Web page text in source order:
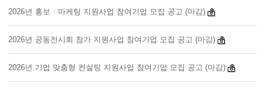
2026년 홍보ㆍ마케팅 지원사업 참여기업 모집 공고 (마감)
2026년 공동전시회 참가 지원사업 참여기업 모집 공고 (마감)
2026년 기업 맞춤형 컨설팅 지원사업 참여기업 모집 공고 (마감)